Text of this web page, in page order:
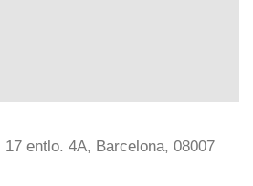
entlo. 4A, Barcelona, 08007